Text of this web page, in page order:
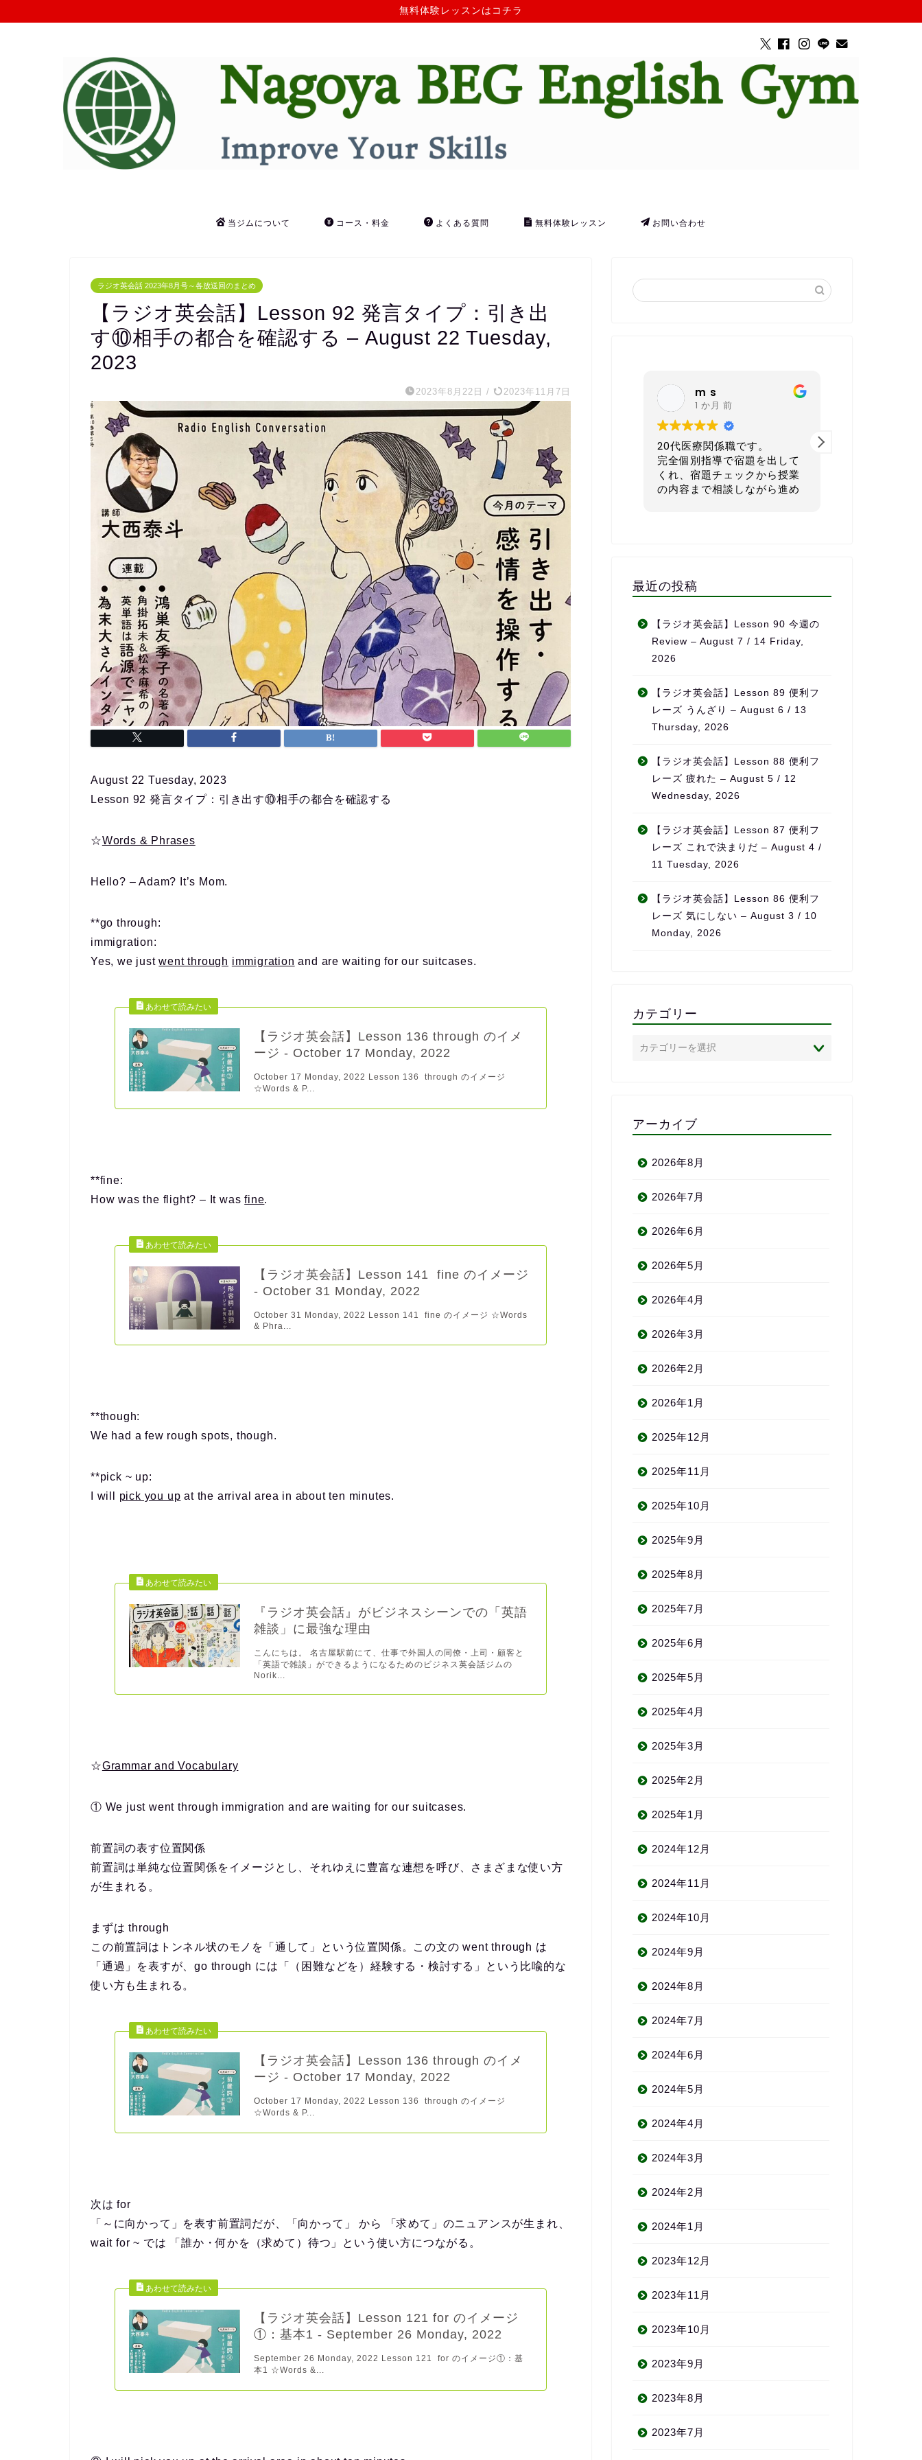
無料体験レッスンはコチラ
当ジムについて コース・料金 よくある質問 無料体験レッスン お問い合わせ
ラジオ英会話 2023年8月号～各放送回のまとめ
【ラジオ英会話】Lesson 92 発言タイプ：引き出
す⑩相手の都合を確認する – August 22 Tuesday,
2023
2023年8月22日 / 2023年11月7日
August 22 Tuesday, 2023
Lesson 92 発言タイプ：引き出す⑩相手の都合を確認する
☆Words & Phrases
Hello? – Adam? It’s Mom.
**go through:
immigration:
Yes, we justwent through immigration and are waiting for our suitcases.
【ラジオ英会話】Lesson 136 through のイメ
ージ - October 17 Monday, 2022
October 17 Monday, 2022 Lesson 136 through のイメージ
☆Words & P...
**fine:
How was the flight? – It wasfine.
【ラジオ英会話】Lesson 141 fine のイメージ
- October 31 Monday, 2022
October 31 Monday, 2022 Lesson 141 fine のイメージ ☆Words
& Phra...
**though:
We had a few rough spots, though.
**pick ~ up:
I will pick you up at the arrival area in about ten minutes.
『ラジオ英会話』がビジネスシーンでの「英語
雑談」に最強な理由
こんにちは。 名古屋駅前にて、仕事で外国人の同僚・上司・顧客と
「英語で雑談」ができるようになるためのビジネス英会話ジムの
Norik...
☆Grammar and Vocabulary
① We just went through immigration and arewaiting for our suitcases.
前置詞の表す位置関係
前置詞は単純な位置関係をイメージとし、それゆえに豊富な連想を呼び、さまざまな使い方
が生まれる。
まずはthrough
この前置詞はトンネル状のモノを「通して」という位置関係。この文の went through は
「通過」を表すが、go through には「（困難などを）経験する・検討する」という比喩的な
使い方も生まれる。
【ラジオ英会話】Lesson 136 through のイメ
ージ - October 17 Monday, 2022
October 17 Monday, 2022 Lesson 136 through のイメージ
☆Words & P...
次はfor
「～に向かって」を表す前置詞だが、「向かって」 から 「求めて」のニュアンスが生まれ、
wait for ~ では 「誰か・何かを（求めて）待つ」という使い方につながる。
【ラジオ英会話】Lesson 121 for のイメージ
①：基本1 - September 26 Monday, 2022
September 26 Monday, 2022 Lesson 121 for のイメージ①：基
本1 ☆Words &...
m s
1 か月 前
20代医療関係職です。
完全個別指導で宿題を出して
くれ、宿題チェックから授業
の内容まで相談しながら進め
ていただき、まさに求めてい
たスクールでした。
外国人講師とzoomで繋いだ
レッスンもしていただき、そ
の文字起こしを資料としてい
ただけるので復習にも役立ち
ます。
毎週相談しながら進めるので
なんとか仕事と両立すること
ができました。
英会話など目標がある方、サ
ポートを受けながら進めたい
方におすすめです！
nagoya sh
40代 会社経営者です。
本気で英語を学びたい方にと
てもおすすめの英会話スクー
ルです。
無理なく続けられ、自然とモ
チベーションの維持につなが
っています。
なく、学習の進み具合や弱点
をしっかり見て内容を調整し
てくれるため、「ちゃんと見
てもらえている」という安心
料金も他の英会話スクールと
比べてかなり良心的で、内容
ます。
何より、先生の生徒に対する
「この先生のもとでなら頑張
れる」と思える環境です。本
気で英語力を伸ばしたい方に
は、心からおすすめしたいス
最近の投稿
【ラジオ英会話】Lesson 90 今週の
Review – August 7 / 14 Friday,
2026
【ラジオ英会話】Lesson 89 便利フ
レーズ うんざり – August 6 / 13
Thursday, 2026
【ラジオ英会話】Lesson 88 便利フ
レーズ 疲れた – August 5 / 12
Wednesday, 2026
【ラジオ英会話】Lesson 87 便利フ
レーズ これで決まりだ – August 4 /
11 Tuesday, 2026
【ラジオ英会話】Lesson 86 便利フ
レーズ 気にしない – August 3 / 10
Monday, 2026
カテゴリー
アーカイブ
2026年8月
2026年7月
2026年6月
2026年5月
2026年4月
2026年3月
2026年2月
2026年1月
2025年12月
2025年11月
2025年10月
2025年9月
2025年8月
2025年7月
2025年6月
2025年5月
2025年4月
2025年3月
2025年2月
2025年1月
2024年12月
2024年11月
2024年10月
2024年9月
2024年8月
2024年7月
2024年6月
2024年5月
2024年4月
2024年3月
2024年2月
2024年1月
2023年12月
2023年11月
2023年10月
2023年9月
2023年8月
2023年7月